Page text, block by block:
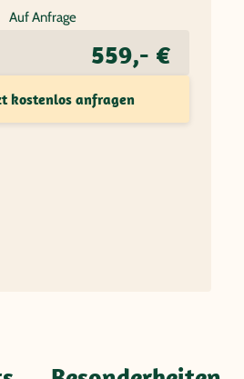
Auf Anfrage
559,- €
kostenlos anfragen